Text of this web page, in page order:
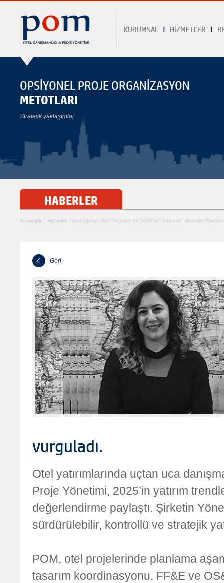
KURUMSAL HİZMETLER
OPSİYONEL PROJE ORGANİZASYON
METOTLARI
Stratejik yaklaşımlar
HABERLER
Anasayfa / Haberler / İpek İpekçi: Otel Projelerinde 2026’nın Anahtarı: Stratejik
Geri
vurguladı.
Otel yatırımlarında uçtan uca
Proje Yönetimi, 2025’in yatırım
değerlendirme paylaştı. Şirketin
sürdürülebilir, kontrollü ve stratejik
POM, otel projelerinde planlama
tasarım koordinasyonu, FF&E ve